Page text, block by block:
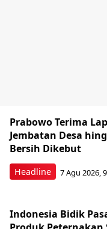
Headline
Prabowo Terima
Jembatan Desa
Bersih Dikebut
7 Agu 2026,
Indonesia Bidik